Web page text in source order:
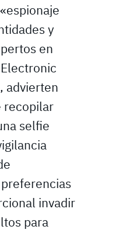
y
en
advierten
recopilar
selfie
invadir
para